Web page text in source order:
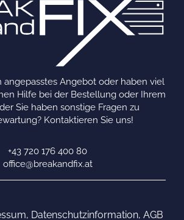
angepasstes Angebot oder haben viel
Hilfe bei der Bestellung oder Ihrem
Sie haben sonstige Fragen zu
Kontaktieren Sie uns!
+43 720 176 400 80
office@breakandfix.at
, Datenschutzinformation, AGB